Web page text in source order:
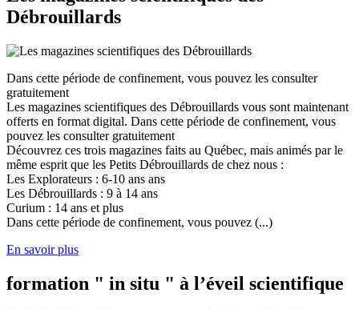
Débrouillards
Dans cette période de confinement, vous pouvez les consulter
gratuitement
Les magazines scientifiques des Débrouillards vous sont maintenant
offerts en format digital. Dans cette période de confinement, vous
pouvez les consulter gratuitement
Découvrez ces trois magazines faits au Québec, mais animés par le
même esprit que les Petits Débrouillards de chez nous :
Les Explorateurs : 6-10 ans ans
Les Débrouillards : 9 à 14 ans
Curium : 14 ans et plus
Dans cette période de confinement, vous pouvez (...)
En savoir plus
formation " in situ " à l’éveil scientifique